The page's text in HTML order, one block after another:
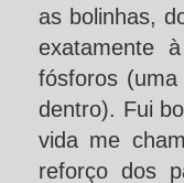
as bolinhas,
exatamente
fósforos
dentro). Fui
vida me
reforço dos